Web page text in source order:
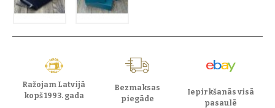
Ražojam Latvijā
kopš 1993. gada
Bezmaksas
piegāde
Iepirkšanās visā
pasaulē